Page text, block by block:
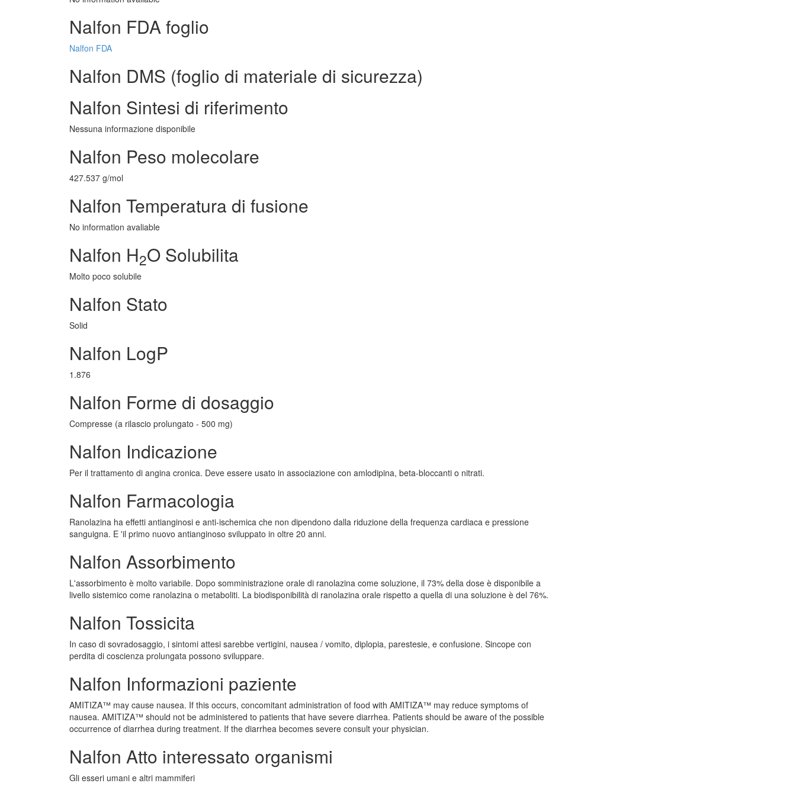
Nalfon FDA foglio
Nalfon FDA
Nalfon DMS (foglio di materiale di sicurezza)
Nalfon Sintesi di riferimento
Nessuna informazione disponibile
Nalfon Peso molecolare
427.537 g/mol
Nalfon Temperatura di fusione
No information avaliable
Nalfon H2O Solubilita
Molto poco solubile
Nalfon Stato
Solid
Nalfon LogP
1.876
Nalfon Forme di dosaggio
Compresse (a rilascio prolungato - 500 mg)
Nalfon Indicazione
Per il trattamento di angina cronica. Deve essere usato in associazione con amlodipina, beta-bloccanti o nitrati.
Nalfon Farmacologia
Ranolazina ha effetti antianginosi e anti-ischemica che non dipendono dalla riduzione della frequenza cardiaca e pressione
sanguigna. E 'il primo nuovo antianginoso sviluppato in oltre 20 anni.
Nalfon Assorbimento
L'assorbimento è molto variabile. Dopo somministrazione orale di ranolazina come soluzione, il 73% della dose è disponibile a
livello sistemico come ranolazina o metaboliti. La biodisponibilità di ranolazina orale rispetto a quella di una soluzione è del 76%.
Nalfon Tossicita
In caso di sovradosaggio, i sintomi attesi sarebbe vertigini, nausea / vomito, diplopia, parestesie, e confusione. Sincope con
perdita di coscienza prolungata possono sviluppare.
Nalfon Informazioni paziente
AMITIZA™ may cause nausea. If this occurs, concomitant administration of food with AMITIZA™ may reduce symptoms of
nausea. AMITIZA™ should not be administered to patients that have severe diarrhea. Patients should be aware of the possible
occurrence of diarrhea during treatment. If the diarrhea becomes severe consult your physician.
Nalfon Atto interessato organismi
Gli esseri umani e altri mammiferi